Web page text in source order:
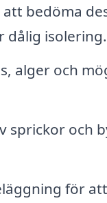
bedöma
dålig isolering.
alger och
sprickor och
för att